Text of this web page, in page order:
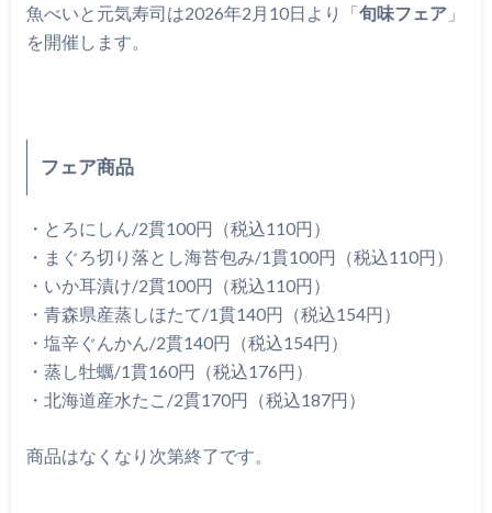
魚べいと元気寿司は2026年2月10日より「 旬味フェア」
を開催します。
フェア商品
・とろにしん/2貫100円（税込110円）
・まぐろ切り落とし海苔包み/1貫100円（税込110円）
・いか耳漬け/2貫100円（税込110円）
・青森県産蒸しほたて/1貫140円（税込154円）
・塩辛ぐんかん/2貫140円（税込154円）
・蒸し牡蠣/1貫160円（税込176円）
・北海道産水たこ/2貫170円（税込187円）
商品はなくなり次第終了です。